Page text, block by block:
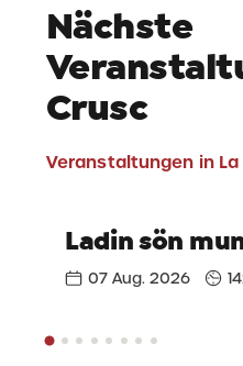
Nächste
Crusc
Veranstaltungen in La
Ladin sön
07 Aug. 2026